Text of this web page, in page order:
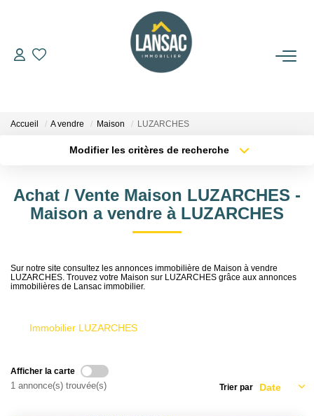
ACHETER
BIENS VENDUS
L'AGENCE
CONTACT
Accueil A vendre Maison LUZARCHES
Modifier les critères de recherche
Surface min Budget max
Achat / Vente Maison LUZARCHES -
Maison a vendre à LUZARCHES
Sur notre site consultez les annonces immobilière de Maison à vendre
LUZARCHES. Trouvez votre Maison sur LUZARCHES grâce aux annonces
immobilières de Lansac immobilier.
Immobilier LUZARCHES
Afficher la carte
1 annonce(s) trouvée(s) Trier par